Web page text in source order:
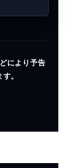
により予告
。